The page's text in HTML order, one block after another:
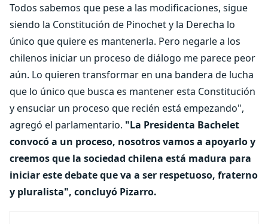
Todos sabemos que pese a las modificaciones, sigue
siendo la Constitución de Pinochet y la Derecha lo
único que quiere es mantenerla. Pero negarle a los
chilenos iniciar un proceso de diálogo me parece peor
aún. Lo quieren transformar en una bandera de lucha
que lo único que busca es mantener esta Constitución
y ensuciar un proceso que recién está empezando",
agregó el parlamentario. "La Presidenta Bachelet
convocó a un proceso, nosotros vamos a apoyarlo y
creemos que la sociedad chilena está madura para
iniciar este debate que va a ser respetuoso, fraterno
y pluralista", concluyó Pizarro.